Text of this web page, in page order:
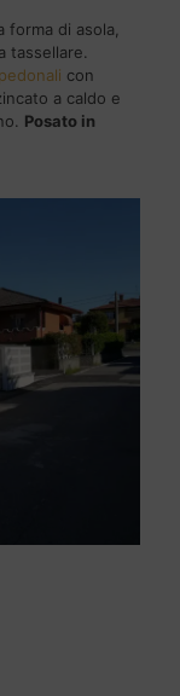
di asola,
tassellare.
con
a caldo e
Posato in